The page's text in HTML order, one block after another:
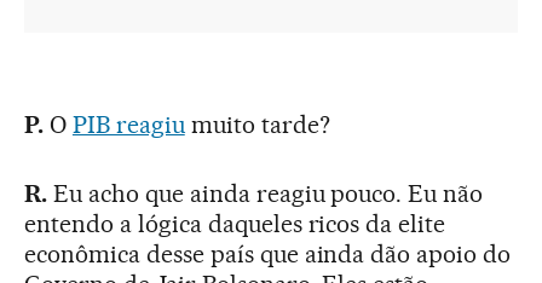
P. O PIB reagiu muito tarde?
R. Eu acho que ainda reagiu pouco. Eu não
entendo a lógica daqueles ricos da elite
econômica desse país que ainda dão apoio do